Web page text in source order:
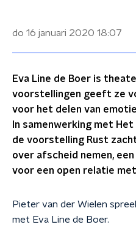
do 16 januari 2020 18:07
Eva Line de Boer is
voorstellingen geeft ze
voor het delen van
In samenwerking met
de voorstelling Rust
over afscheid nemen,
voor een open relatie
Pieter van der Wielen
met Eva Line de Boer.